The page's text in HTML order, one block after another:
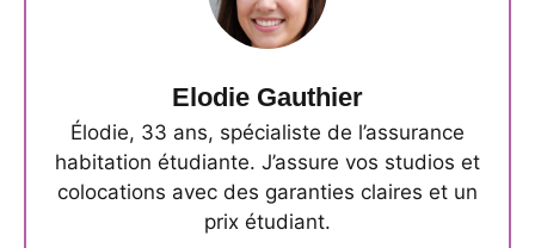
Elodie Gauthier
Élodie, 33 ans, spécialiste de l’assurance
habitation étudiante. J’assure vos studios et
colocations avec des garanties claires et un
prix étudiant.